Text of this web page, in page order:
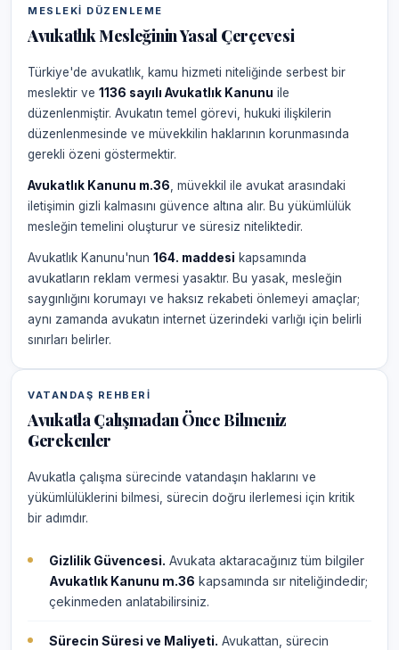
MESLEKI DÜZENLEME
Avukatlık Mesleğinin Yasal Çerçevesi
Türkiye'de avukatlık, kamu hizmeti niteliğinde serbest bir
meslektir ve 1136 sayılı Avukatlık Kanunu ile
düzenlenmiştir. Avukatın temel görevi, hukuki ilişkilerin
düzenlenmesinde ve müvekkilin haklarının korunmasında
gerekli özeni göstermektir.
Avukatlık Kanunu m.36 , müvekkil ile avukat arasındaki
iletişimin gizli kalmasını güvence altına alır. Bu yükümlülük
mesleğin temelini oluşturur ve süresiz niteliktedir.
Avukatlık Kanunu'nun 164. maddesi kapsamında
avukatların reklam vermesi yasaktır. Bu yasak, mesleğin
saygınlığını korumayı ve haksız rekabeti önlemeyi amaçlar;
aynı zamanda avukatın internet üzerindeki varlığı için belirli
sınırları belirler.
VATANDAŞ REHBERI
Avukatla Çalışmadan Önce Bilmeniz
Gerekenler
Avukatla çalışma sürecinde vatandaşın haklarını ve
yükümlülüklerini bilmesi, sürecin doğru ilerlemesi için kritik
bir adımdır.
Gizlilik Güvencesi. Avukata aktaracağınız tüm bilgiler
Avukatlık Kanunu m.36 kapsamında sır niteliğindedir;
çekinmeden anlatabilirsiniz.
Sürecin Süresi ve Maliyeti. Avukattan, sürecin